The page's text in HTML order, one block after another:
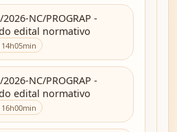
NC/PROGRAP -
edital normativo
NC/PROGRAP -
edital normativo
16h00min